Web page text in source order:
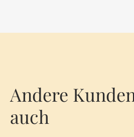
Andere
auch